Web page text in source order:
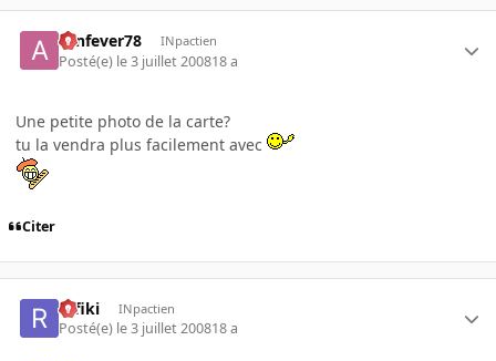
aznfever78 INpactien
Posté(e) le 3 juillet 200818 a
Une petite photo de la carte?
tu la vendra plus facilement avec
Citer
rafiki INpactien
Posté(e) le 3 juillet 200818 a